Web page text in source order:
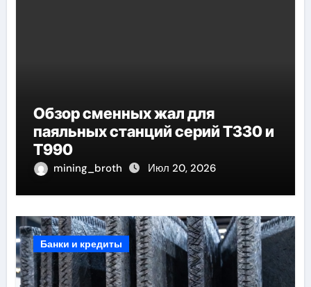
Обзор сменных жал для
паяльных станций серий T330 и
T990
mining_broth Июл 20, 2026
Банки и кредиты